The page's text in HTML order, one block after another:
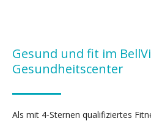
Gesund und fit im
Gesundheitscenter
Als mit 4-Sternen qualifiziertes